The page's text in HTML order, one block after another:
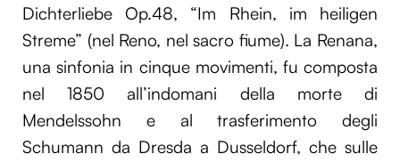
Dichterliebe Op.48, “Im Rhein, im heiligen
Streme” (nel Reno, nel sacro fiume). La Renana,
una sinfonia in cinque movimenti, fu composta
nel 1850 all’indomani della morte di
Mendelssohn e al trasferimento degli
Schumann da Dresda a Dusseldorf, che sulle